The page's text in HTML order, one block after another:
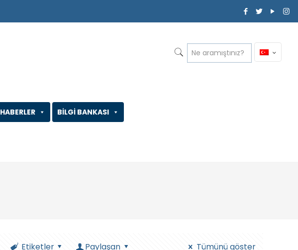
HABERLER
BİLGİ BANKASI
Etiketler Paylaşan Tümünü göster